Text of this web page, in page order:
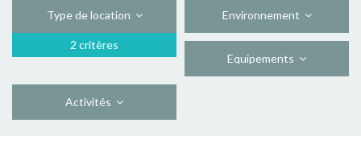
Type de location
2 critères
Environnement
Equipements
Activités